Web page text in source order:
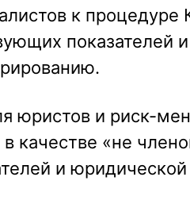
к процедуре
показателей
юристов и риск-
качестве «не
и